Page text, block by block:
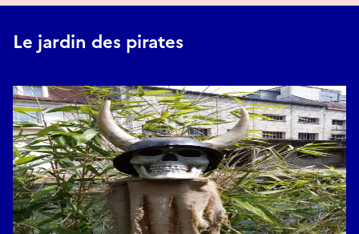
Le jardin des pirates